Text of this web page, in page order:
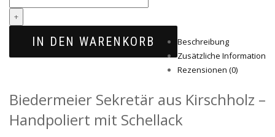
+
IN DEN WARENKORB
Beschreibung
Zusätzliche Information
Rezensionen (0)
Biedermeier Sekretär aus Kirschholz –
Handpoliert mit Schellack